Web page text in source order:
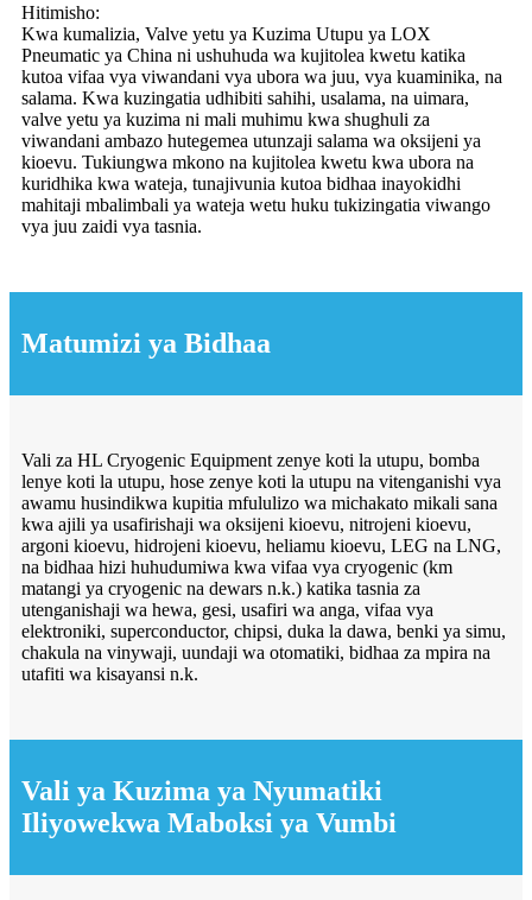
Hitimisho:
Kwa kumalizia, Valve yetu ya Kuzima Utupu ya LOX
Pneumatic ya China ni ushuhuda wa kujitolea kwetu katika
kutoa vifaa vya viwandani vya ubora wa juu, vya kuaminika, na
salama. Kwa kuzingatia udhibiti sahihi, usalama, na uimara,
valve yetu ya kuzima ni mali muhimu kwa shughuli za
viwandani ambazo hutegemea utunzaji salama wa oksijeni ya
kioevu. Tukiungwa mkono na kujitolea kwetu kwa ubora na
kuridhika kwa wateja, tunajivunia kutoa bidhaa inayokidhi
mahitaji mbalimbali ya wateja wetu huku tukizingatia viwango
vya juu zaidi vya tasnia.
Matumizi ya Bidhaa
Vali za HL Cryogenic Equipment zenye koti la utupu, bomba
lenye koti la utupu, hose zenye koti la utupu na vitenganishi vya
awamu husindikwa kupitia mfululizo wa michakato mikali sana
kwa ajili ya usafirishaji wa oksijeni kioevu, nitrojeni kioevu,
argoni kioevu, hidrojeni kioevu, heliamu kioevu, LEG na LNG,
na bidhaa hizi huhudumiwa kwa vifaa vya cryogenic (km
matangi ya cryogenic na dewars n.k.) katika tasnia za
utenganishaji wa hewa, gesi, usafiri wa anga, vifaa vya
elektroniki, superconductor, chipsi, duka la dawa, benki ya simu,
chakula na vinywaji, uundaji wa otomatiki, bidhaa za mpira na
utafiti wa kisayansi n.k.
Vali ya Kuzima ya Nyumatiki
Iliyowekwa Maboksi ya Vumbi